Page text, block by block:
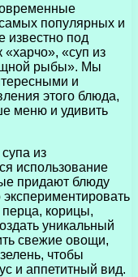
популярных и
известно под
«суп из
рыбы». Мы
и
этого блюда,
меню и удивить
из
использование
придают блюду
корицы,
уникальный
свежие овощи,
чтобы
и аппетитный вид.